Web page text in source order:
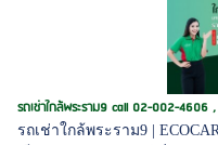
รถเช่าใกล้พระราม9 call 02-002-
รถเช่าใกล้พระราม9 |